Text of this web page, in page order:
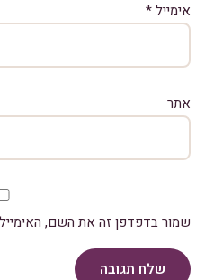
אימייל*
אתר
שמור בדפדפן זה את השם,
שלח תגובה